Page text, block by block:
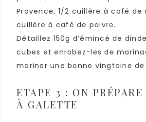
Provence, 1/2 cuillère à café de
cuillère à café de poivre.
Détaillez 150g d’émincé de
cubes et enrobez-les de
mariner une bonne vingtaine
ETAPE 3 : ON PRÉPARE
À GALETTE